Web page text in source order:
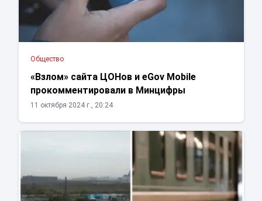
Общество
«Взлом» сайта ЦОНов и eGov Mobile
прокомментировали в Минцифры
11 октября 2024 г., 20:24